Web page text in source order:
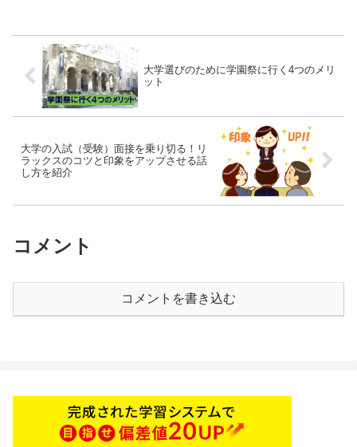
大学選びのために学園祭に行く4つのメリ
ット
大学の入試（受験）面接を乗り切る！リ
ラックスのコツと印象をアップさせる話
し方を紹介
コメント
コメントを書き込む